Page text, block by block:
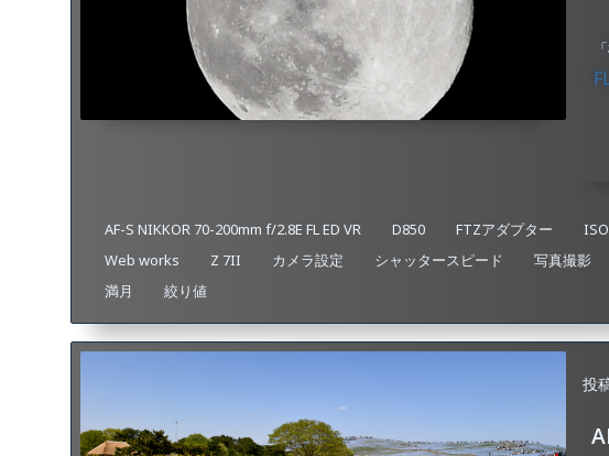
AF-S NIKKOR 70-200mm f/2.8E FL ED VR D850 FTZアダプター
Web works
Z 7II カメラ設定 シャッタースピード 写真撮影
満月
絞り値
投